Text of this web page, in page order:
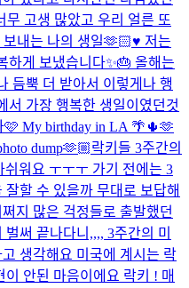
고생 많았고 우리 얼른 또
내는 나의 생일🫶🏻♥️ 저는
하게 보냈습니다✨🎂 올해는
듬뿍 더 받아서 이렇게나 행
서 가장 행복한 생일이였던것
🩷 My birthday in LA 🌴🌵🫶
dump🫶🏼락키들 3주간의
워요 ㅜㅜㅜ 가기 전에는 3
할 수 있을까 무대로 보답해
지 많은 걱정들로 출발했던
써 끝나다니,,,, 3주간의 미
생각해요 미국에 계시는 락
이 안된 마음이에요 락키 ! 매